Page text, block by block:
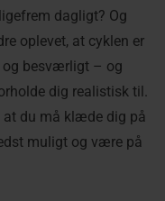
dagligt? Og
oplevet, at cyklen er
og besværligt – og
dig realistisk til.
at du må klæde dig på
muligt og være på